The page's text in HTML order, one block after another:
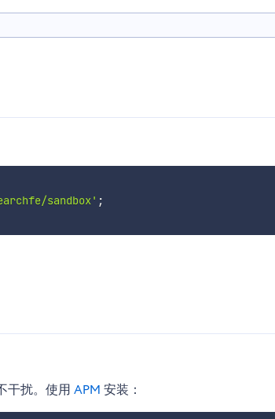
sandbox' ;
干扰。使用 APM 安装：